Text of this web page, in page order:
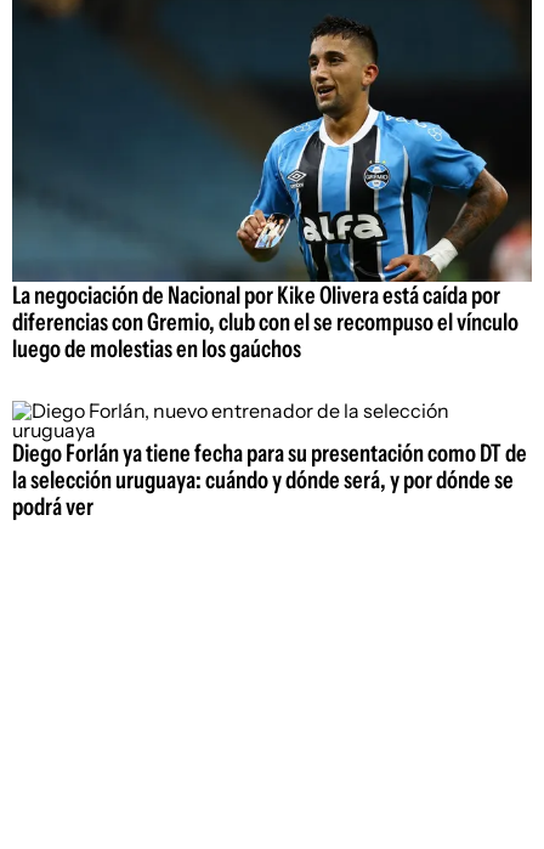
La negociación de Nacional por Kike Olivera está caída por
diferencias con Gremio, club con el se recompuso el vínculo
luego de molestias en los gaúchos
Diego Forlán ya tiene fecha para su presentación como DT de
la selección uruguaya: cuándo y dónde será, y por dónde se
podrá ver